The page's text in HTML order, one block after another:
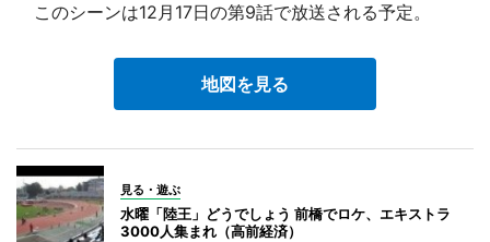
このシーンは12月17日の第9話で放送される予定。
地図を見る
見る・遊ぶ
水曜「陸王」どうでしょう 前橋でロケ、エキストラ
3000人集まれ（高前経済）